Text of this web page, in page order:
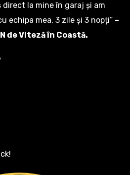
la mine în garaj și am
echipa mea, 3 zile și 3 nopți” –
de Viteză în Coastă.